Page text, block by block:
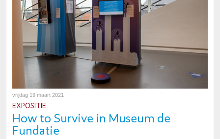
vrijdag 19 maart 2021
EXPOSITIE
How to Survive in Museum de
Fundatie